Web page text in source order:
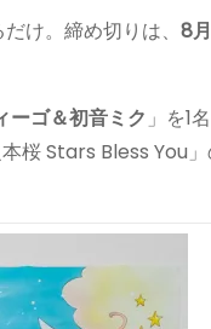
け。締め切りは、 8
ーゴ＆初音ミク 」を1
桜 Stars Bless You」